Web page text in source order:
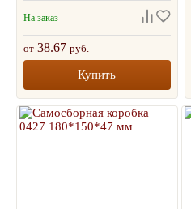
На заказ
от 38.67 руб.
Купить